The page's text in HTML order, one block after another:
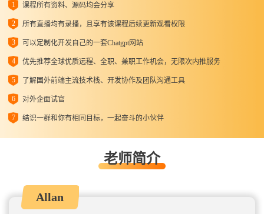
1 课程所有资料、源码均会分享
2 所有直播均有录播，且享有该课程后续更新观看权限
3 可以定制化开发⾃⼰的⼀套Chatgpt⽹站
4 优先推荐全球优质远程、全职、兼职⼯作机会，⽆限次内推服务
5 了解国外前端主流技术栈、开发协作及团队沟通⼯具
6 对外企面试官
7 结识⼀群和你有相同⽬标，⼀起奋⽃的⼩伙伴
老师简介
Allan